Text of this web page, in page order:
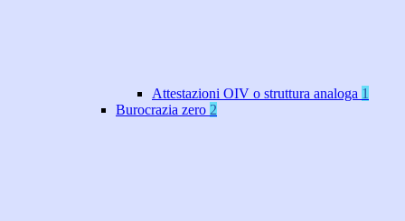
Attestazioni OIV o struttura analoga 1
Burocrazia zero 2